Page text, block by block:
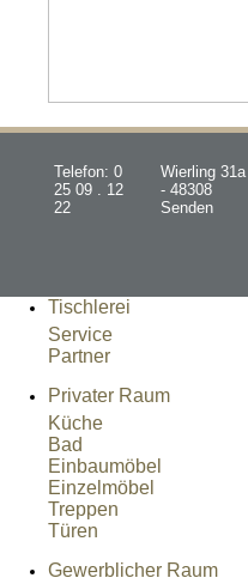
Telefon: 0
25 09 . 12
22
Wierling 31a
- 48308
Senden
Tischlerei
Service
Partner
Privater Raum
Küche
Bad
Einbaumöbel
Einzelmöbel
Treppen
Türen
Gewerblicher Raum